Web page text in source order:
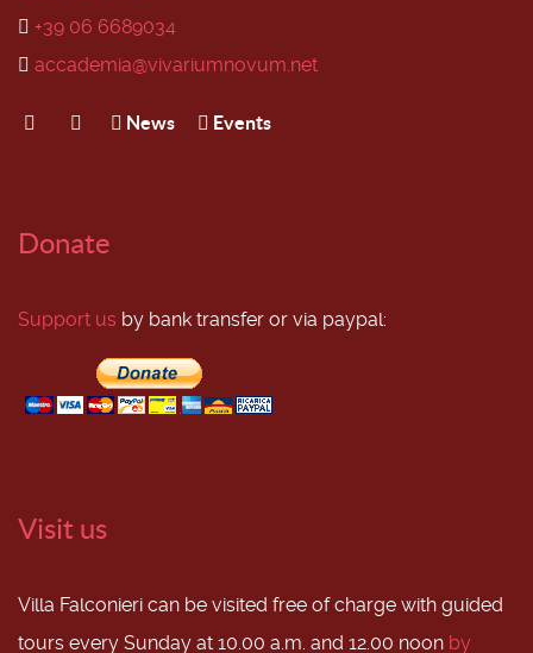
+39 06 6689034
accademia@vivariumnovum.net
News Events
Donate
Support us by bank transfer or via paypal:
Visit us
Villa Falconieri can be visited free of charge with guided
tours every Sunday at 10.00 a.m. and 12.00 noon by